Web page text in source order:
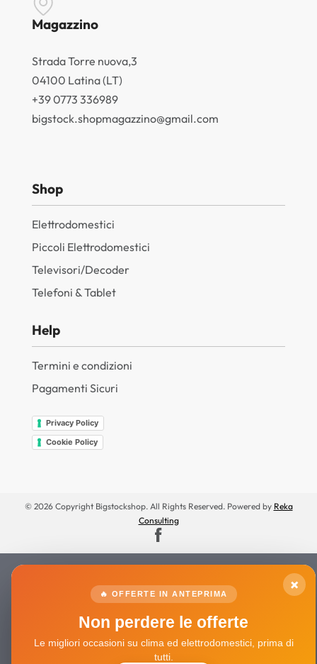
Magazzino
Strada Torre nuova,3
04100 Latina (LT)
+39 0773 336989
bigstock.shopmagazzino@gmail.com
Shop
Elettrodomestici
Piccoli Elettrodomestici
Televisori/Decoder
Telefoni & Tablet
Help
Termini e condizioni
Pagamenti Sicuri
Privacy Policy
Cookie Policy
© 2026 Copyright Bigstockshop. All Rights Reserved. Powered by Reka
Consulting
×
🔥 OFFERTE IN ANTEPRIMA
Non perdere le offerte
Le migliori occasioni su clima ed elettrodomestici, prima di
tutti.